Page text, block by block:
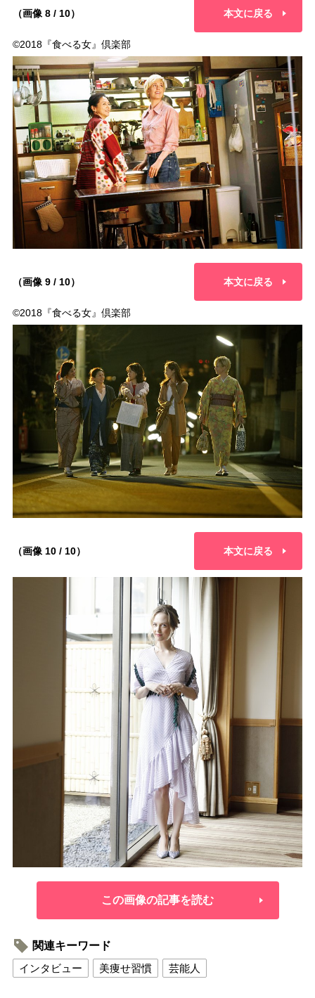
（画像 8 / 10） 本文に戻る
©2018『食べる女』倶楽部
（画像 9 / 10） 本文に戻る
©2018『食べる女』倶楽部
（画像 10 / 10） 本文に戻る
この画像の記事を読む
関連キーワード
インタビュー
美痩せ習慣 芸能人